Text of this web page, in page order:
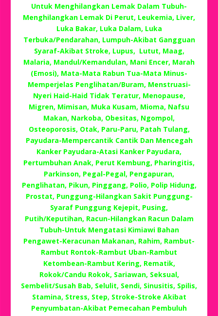
Untuk Menghilangkan Lemak Dalam Tubuh-
Menghilangkan Lemak Di Perut, Leukemia, Liver,
Luka Bakar, Luka Dalam, Luka
Terbuka/Pendarahan, Lumpuh-Akibat Gangguan
Syaraf-Akibat Stroke, Lupus, Lutut, Maag,
Malaria, Mandul/Kemandulan, Mani Encer, Marah
(Emosi), Mata-Mata Rabun Tua-Mata Minus-
Memperjelas Penglihatan/Buram, Menstruasi-
Nyeri Haid-Haid Tidak Teratur, Menopause,
Migren, Mimisan, Muka Kusam, Mioma, Nafsu
Makan, Narkoba, Obesitas, Ngompol,
Osteoporosis, Otak, Paru-Paru, Patah Tulang,
Payudara-Mempercantik Cantik Dan Mencegah
Kanker Payudara-Atasi Kanker Payudara,
Pertumbuhan Anak, Perut Kembung, Pharingitis,
Parkinson, Pegal-Pegal, Pengapuran,
Penglihatan, Pikun, Pinggang, Polio, Polip Hidung,
Prostat, Punggung-Hilangkan Sakit Punggung-
Syaraf Punggung Kejepit, Pusing,
Putih/Keputihan, Racun-Hilangkan Racun Dalam
Tubuh-Untuk Mengatasi Kimiawi Bahan
Pengawet-Keracunan Makanan, Rahim, Rambut-
Rambut Rontok-Rambut Uban-Rambut
Ketombean-Rambut Kering, Rematik,
Rokok/Candu Rokok, Sariawan, Seksual,
Sembelit/Susah Bab, Selulit, Sendi, Sinusitis, Spilis,
Stamina, Stress, Step, Stroke-Stroke Akibat
Penyumbatan-Akibat Pemecahan Pembuluh